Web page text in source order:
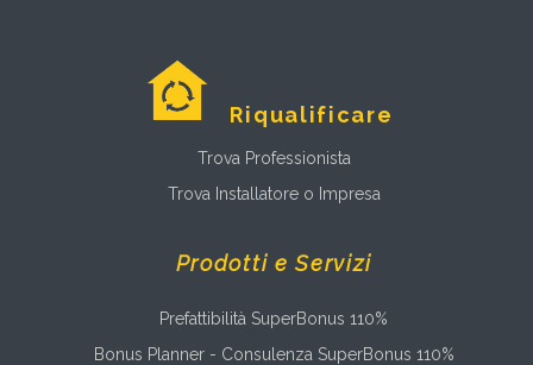
Riqualificare
Trova Professionista
Trova Installatore o Impresa
Prodotti e Servizi
Prefattibilità SuperBonus 110%
Bonus Planner - Consulenza SuperBonus 110%